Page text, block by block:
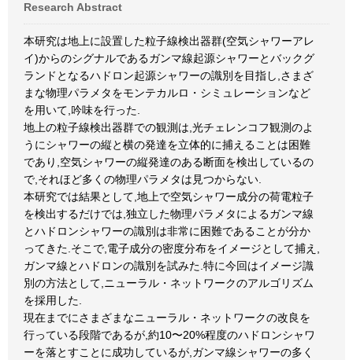
Research Abstract
本研究は地上に設置した粒子線検出器群(空気シャワーアレ
イ)からのシグナルであるガンマ線起源シャワーとバックグ
ランドとなるハドロン起源シャワーの識別を目指し,さまざ
まな物理パラメタをモンテカルロ・シミュレーションなど
を用いて,吟味を行った.
地上の粒子線検出器群での観測は,光チェレンコフ観測のよ
うにシャワーの縦と横の発達を立体的に捕えることは困難
であり,空気シャワーの縦発達のある断面を検出しているの
で,それほど多くの物理パラメタは見つからない.
本研究では結果として,地上で空気シャワー成分の荷電粒子
を検出するだけでは,独立した物理パラメタによるガンマ線
とハドロンシャワーの識別は非常に困難であることが分か
ってきた.そこで,電子成分の密度分布をイメージとして捕え,
ガンマ線とハドロンの識別を試みた.特に今回はイメージ識
別の方法として,ニューラル・ネットワークのアルゴリズム
を採用した.
現在までにさまざまなニューラル・ネットワークの改良を
行っている段階であるが,約10〜20%程度のハドロンシャワ
ーを落とすことに成功しているが,ガンマ線シャワーの多く